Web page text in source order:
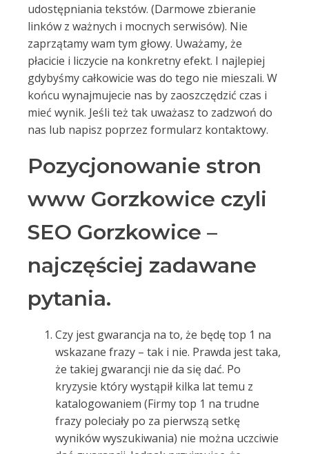
udostępniania tekstów. (Darmowe zbieranie
linków z ważnych i mocnych serwisów). Nie
zaprzątamy wam tym głowy. Uważamy, że
płacicie i liczycie na konkretny efekt. I najlepiej
gdybyśmy całkowicie was do tego nie mieszali. W
końcu wynajmujecie nas by zaoszczędzić czas i
mieć wynik. Jeśli też tak uważasz to zadzwoń do
nas lub napisz poprzez formularz kontaktowy.
Pozycjonowanie stron
www Gorzkowice czyli
SEO Gorzkowice –
najczęściej zadawane
pytania.
Czy jest gwarancja na to, że będę top 1 na
wskazane frazy – tak i nie. Prawda jest taka,
że takiej gwarancji nie da się dać. Po
kryzysie który wystąpił kilka lat temu z
katalogowaniem (Firmy top 1 na trudne
frazy poleciały po za pierwszą setkę
wyników wyszukiwania) nie można uczciwie